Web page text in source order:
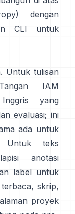
) dengan
CLI untuk
Untuk tulisan
IAM
yang
evaluasi; ini
ada untuk
Untuk teks
anotasi
label untuk
skrip,
proyek